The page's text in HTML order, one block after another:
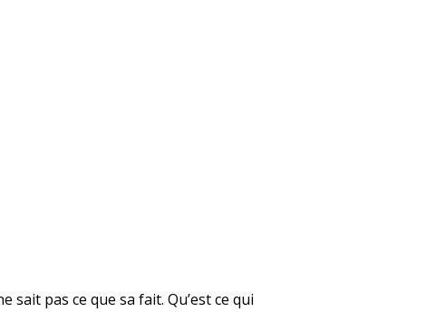
pas ce que sa fait. Qu’est ce qui